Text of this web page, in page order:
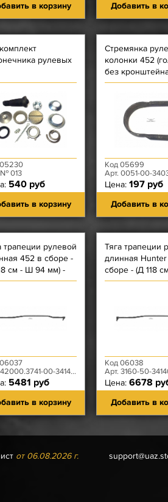
в корзину Добавить в
рулевых
№ 013
540 руб
в корзину
Стремянка
колонки 452
без
Код 05699
Арт. 0051-00-
Цена: 197 руб
Добавить в
трапеции рулевой
452 в сборе -
см - Ш 94 мм) -
00-3414052-00
5481 руб
в корзину
Тяга трапеции
длинная Hunter
сборе - (Д 118
мм) -
Код 06038
Арт. 3160-50-
Цена: 6678
Добавить в
от 06.08.2026 г.